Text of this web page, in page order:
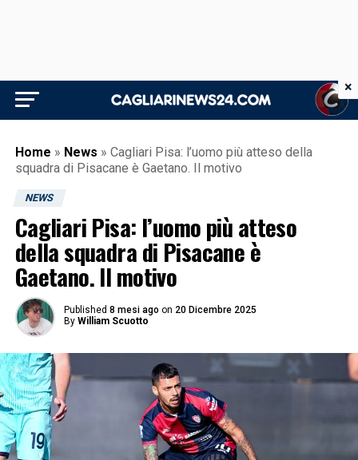
Home » News » Cagliari Pisa: l’uomo più atteso della
squadra di Pisacane è Gaetano. Il motivo
NEWS
Cagliari Pisa: l’uomo più atteso
della squadra di Pisacane è
Gaetano. Il motivo
Published 8 mesi ago on 20 Dicembre 2025
By William Scuotto
×